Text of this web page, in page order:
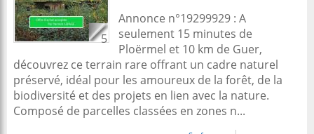
5
Annonce n°19299929 : A
seulement 15 minutes de
Ploërmel et 10 km de Guer,
découvrez ce terrain rare offrant un cadre naturel
préservé, idéal pour les amoureux de la forêt, de la
biodiversité et des projets en lien avec la nature.
Composé de parcelles classées en zones n...